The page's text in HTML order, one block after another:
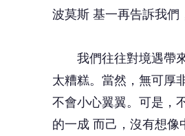
波莫斯 基一再告訴我們
我們往往對境遇帶來
太糟糕。當然，無可厚
不會小心翼翼。可是，
的一成 而己，沒有想像